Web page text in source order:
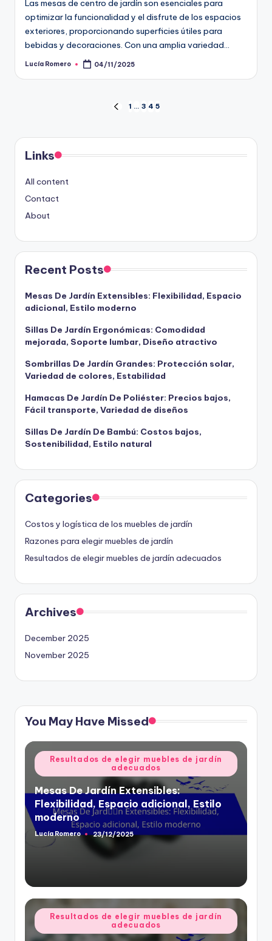
Las mesas de centro de jardín son esenciales para
optimizar la funcionalidad y el disfrute de los espacios
exteriores, proporcionando superficies útiles para
bebidas y decoraciones. Con una amplia variedad…
Posted
Lucía Romero 04/11/2025
pagination
PREVIOUS
1 … 3 4 5
Links
All content
Contact
About
Recent Posts
Mesas De Jardín Extensibles: Flexibilidad, Espacio
adicional, Estilo moderno
Sillas De Jardín Ergonómicas: Comodidad
mejorada, Soporte lumbar, Diseño atractivo
Sombrillas De Jardín Grandes: Protección solar,
Variedad de colores, Estabilidad
Hamacas De Jardín De Poliéster: Precios bajos,
Fácil transporte, Variedad de diseños
Sillas De Jardín De Bambú: Costos bajos,
Sostenibilidad, Estilo natural
Categories
Costos y logística de los muebles de jardín
Razones para elegir muebles de jardín
Resultados de elegir muebles de jardín adecuados
Archives
December 2025
November 2025
You May Have Missed
Posted
in
Resultados de elegir muebles de jardín
adecuados
Mesas De Jardín Extensibles:
Flexibilidad, Espacio adicional, Estilo
moderno
Posted
Lucía Romero 23/12/2025
Posted
in
Resultados de elegir muebles de jardín
adecuados